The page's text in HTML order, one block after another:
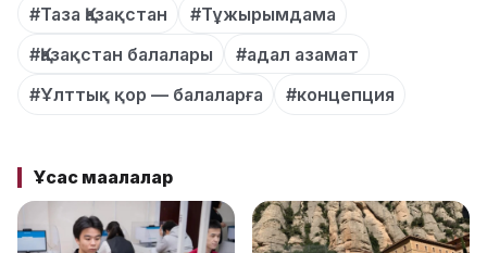
#Таза Қазақстан
#Тұжырымдама
#Қазақстан балалары
#адал азамат
#Ұлттық қор — балаларға
#концепция
Ұқсас мақалалар